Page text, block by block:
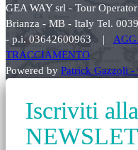
GEA WAY srl - Tour
Brianza - MB - Italy Tel.
- p.i. 03642600963 |
TRACCIAMENTO
Powered by Patrick Gazzoli
Iscriviti